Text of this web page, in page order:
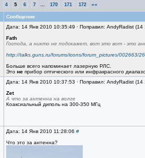
4 5 6 7 170 171 172 »»
Сообщение
Дата: 14 Янв 2010 10:35:49 · Поправил: AndyRadist
Fath
Господа, а никто не подскажет, вот это вот - это
http://talks.guns.ru/forums/icons/forum_pictures/002663/
Больше всего напоминает лазерную РЛС.
Это не прибор оптического или инфракрасного
Дата: 14 Янв 2010 10:37:53 · Поправил: AndyRadist
Zet
А что за антенна на волге
Коаксиальный диполь на 300-350 МГц
Дата: 14 Янв 2010 11:28:06 #
Что это за антенна?